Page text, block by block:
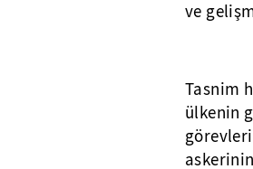
ve
Tasnim
ülkenin